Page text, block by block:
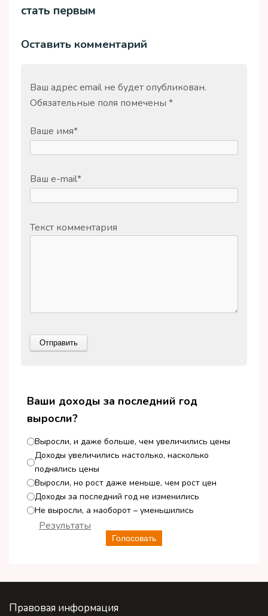
стать первым
Оставить комментарий
Ваш адрес email не будет опубликован.
Обязательные поля помечены *
Ваше имя*
Ваш e-mail*
Текст комментария
Ваши доходы за последний год
выросли?
Выросли, и даже больше, чем увеличились цены
Доходы увеличились настолько, насколько
поднялись цены
Выросли, но рост даже меньше, чем рост цен
Доходы за последний год не изменились
Не выросли, а наоборот – уменьшились
Голосовать
Результаты
Правовая информация